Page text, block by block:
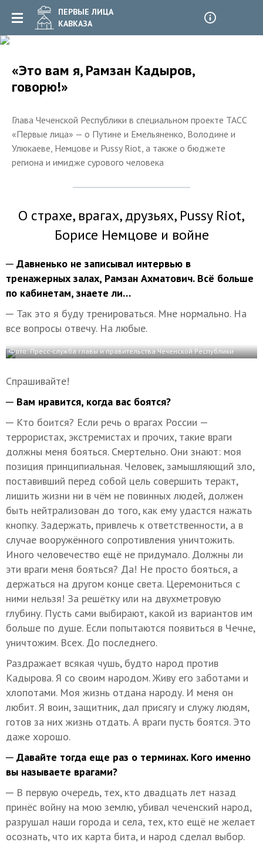
«Это вам я, Рамзан Кадыров,
говорю!»
Глава Чеченской Республики в специальном проекте ТАСС
«Первые лица» — о Путине и Емельяненко, Володине и
Улюкаеве, Немцове и Pussy Riot, а также о бюджете
региона и имидже сурового человека
ПЕРВЫЕ ЛИЦА
КАВКАЗА
О страхе, врагах, друзьях, Pussy Riot,
Борисе Немцове и войне
─ Давненько не записывал интервью в
тренажерных залах, Рамзан Ахматович. Всё больше
по кабинетам, знаете ли…
─ Так это я буду тренироваться. Мне нормально. На
все вопросы отвечу. На любые.
Фото: Пресс-служба главы и правительства Чеченской Республики
Спрашивайте!
─ Вам нравится, когда вас боятся?
─ Кто боится? Если речь о врагах России —
террористах, экстремистах и прочих, такие враги
должны меня бояться. Смертельно. Они знают: моя
позиция принципиальная. Человек, замышляющий зло,
поставивший перед собой цель совершить теракт,
лишить жизни ни в чём не повинных людей, должен
быть нейтрализован до того, как ему удастся нажать
кнопку. Задержать, привлечь к ответственности, а в
случае вооружённого сопротивления уничтожить.
Иного человечество ещё не придумало. Должны ли
эти враги меня бояться? Да! Не просто бояться, а
держаться на другом конце света. Церемониться с
ними нельзя! За решётку или на двухметровую
глубину. Пусть сами выбирают, какой из вариантов им
больше по душе. Если попытаются появиться в Чечне,
уничтожим. Всех. До последнего.
Раздражает всякая чушь, будто народ против
Кадырова. Я со своим народом. Живу его заботами и
хлопотами. Моя жизнь отдана народу. И меня он
любит. Я воин, защитник, дал присягу и служу людям,
готов за них жизнь отдать. А враги пусть боятся. Это
даже хорошо.
─ Давайте тогда еще раз о терминах. Кого именно
вы называете врагами?
─ В первую очередь, тех, кто двадцать лет назад
принёс войну на мою землю, убивал чеченский народ,
разрушал наши города и села, тех, кто ещё не желает
осознать, что их карта бита, и народ сделал выбор.